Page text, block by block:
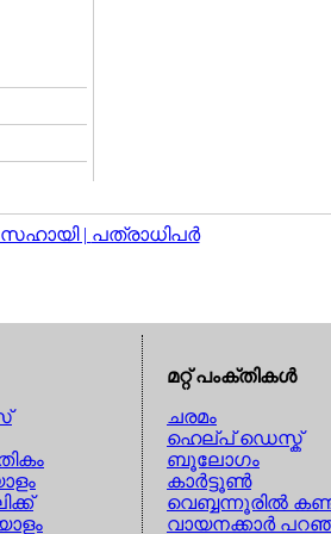
| പത്രാധിപര്‍
മറ്റ് പംക്തികള്‍
ചരമം
ഹെല്പ് ഡെസ്ക്
ബൂലോഗം
കാര്‍ട്ടൂണ്‍
വെബ്ബന്നൂരില്‍
വായനക്കാര്‍